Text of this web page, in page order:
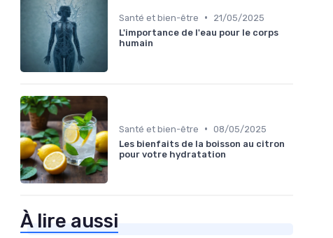
Santé et bien-être •
21/05/2025
L'importance de l'eau pour le corps
humain
Santé et bien-être • 08/05/2025
Les bienfaits de la boisson au citron
pour votre hydratation
À lire aussi